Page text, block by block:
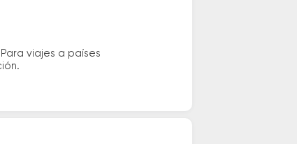
viajes a países